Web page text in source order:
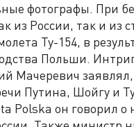
фотографы. При
из России, так и из
Ту-154, в
Польши.
Мачеревич заявлял,
Путина, Шойгу и
Polska он говорил